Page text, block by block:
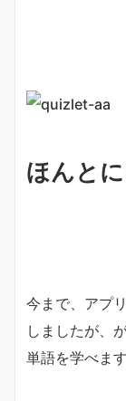
ほんと
今まで、アプ
しましたが、
単語を学べます